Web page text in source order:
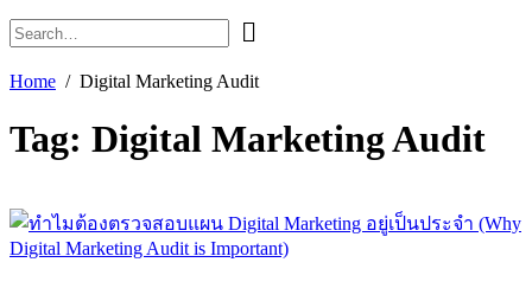
Home Digital Marketing Audit
Tag: Digital Marketing Audit